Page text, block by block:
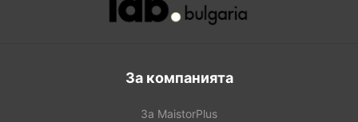
За компанията
За MaistorPlus